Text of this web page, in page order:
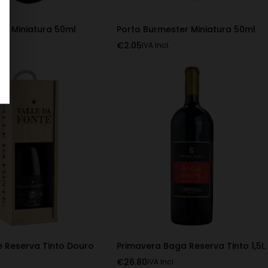
Miniatura 50ml
Porto Burmester Miniatura 50ml
€2.05IVA Incl.
Reserva Tinto Douro
Primavera Baga Reserva Tinto 1,5L
€26.80IVA Incl.